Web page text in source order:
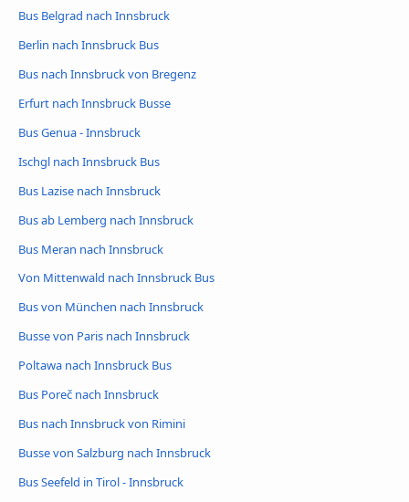
Bus Belgrad nach Innsbruck
Berlin nach Innsbruck Bus
Bus nach Innsbruck von Bregenz
Erfurt nach Innsbruck Busse
Bus Genua - Innsbruck
Ischgl nach Innsbruck Bus
Bus Lazise nach Innsbruck
Bus ab Lemberg nach Innsbruck
Bus Meran nach Innsbruck
Von Mittenwald nach Innsbruck Bus
Bus von München nach Innsbruck
Busse von Paris nach Innsbruck
Poltawa nach Innsbruck Bus
Bus Poreč nach Innsbruck
Bus nach Innsbruck von Rimini
Busse von Salzburg nach Innsbruck
Bus Seefeld in Tirol - Innsbruck